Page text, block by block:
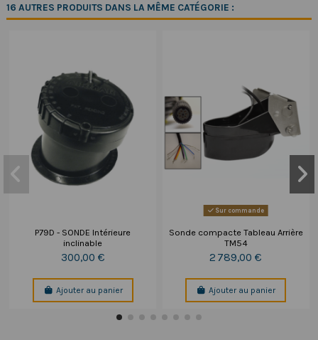
16 AUTRES PRODUITS DANS LA MÊME CATÉGORIE :
P79D - SONDE Intérieure
inclinable
300,00 €
Ajouter au panier
Sur commande
Sonde compacte Tableau Arrière
TM54
2 789,00 €
Ajouter au panier